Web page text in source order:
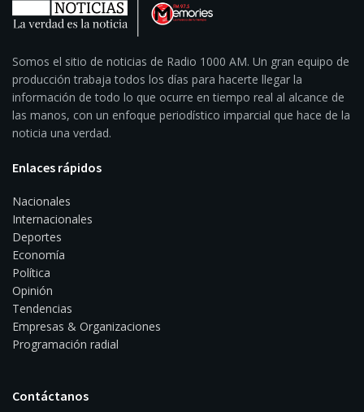
Somos el sitio de noticias de Radio 1000 AM. Un gran equipo de
producción trabaja todos los días para hacerte llegar la
información de todo lo que ocurre en tiempo real al alcance de
las manos, con un enfoque periodístico imparcial que hace de la
noticia una verdad.
Enlaces rápidos
Nacionales
Internacionales
Deportes
Economía
Política
Opinión
Tendencias
Empresas & Organizaciones
Programación radial
Contáctanos